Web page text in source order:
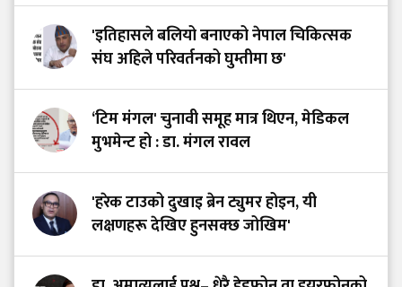
'इतिहासले बलियो बनाएको नेपाल चिकित्सक
संघ अहिले परिवर्तनको घुम्तीमा छ'
‘टिम मंगल' चुनावी समूह मात्र थिएन, मेडिकल
मुभमेन्ट हो : डा. मंगल रावल
'हरेक टाउको दुखाइ ब्रेन ट्युमर होइन, यी
लक्षणहरू देखिए हुनसक्छ जोखिम'